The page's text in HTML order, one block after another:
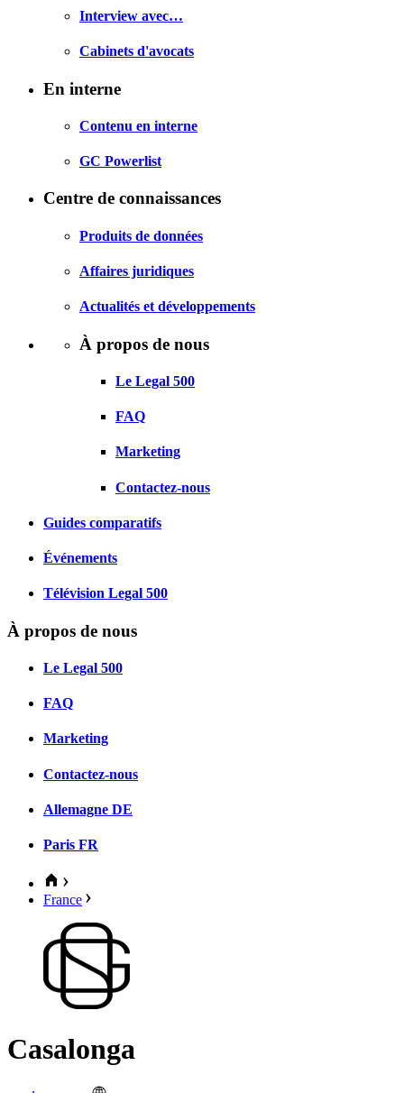
Interview avec…
Cabinets d'avocats
En interne
Contenu en interne
GC Powerlist
Centre de connaissances
Produits de données
Affaires juridiques
Actualités et développements
À propos de nous
Le Legal 500
FAQ
Marketing
Contactez-nous
Guides comparatifs
Événements
Télévision Legal 500
À propos de nous
Le Legal 500
FAQ
Marketing
Contactez-nous
Allemagne DE
Paris FR
France
Casalonga